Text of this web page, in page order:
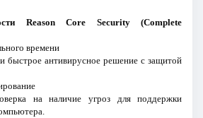
Reason Core Security (Complete
времени
быстрое антивирусное решение с защитой
на наличие угроз для поддержки